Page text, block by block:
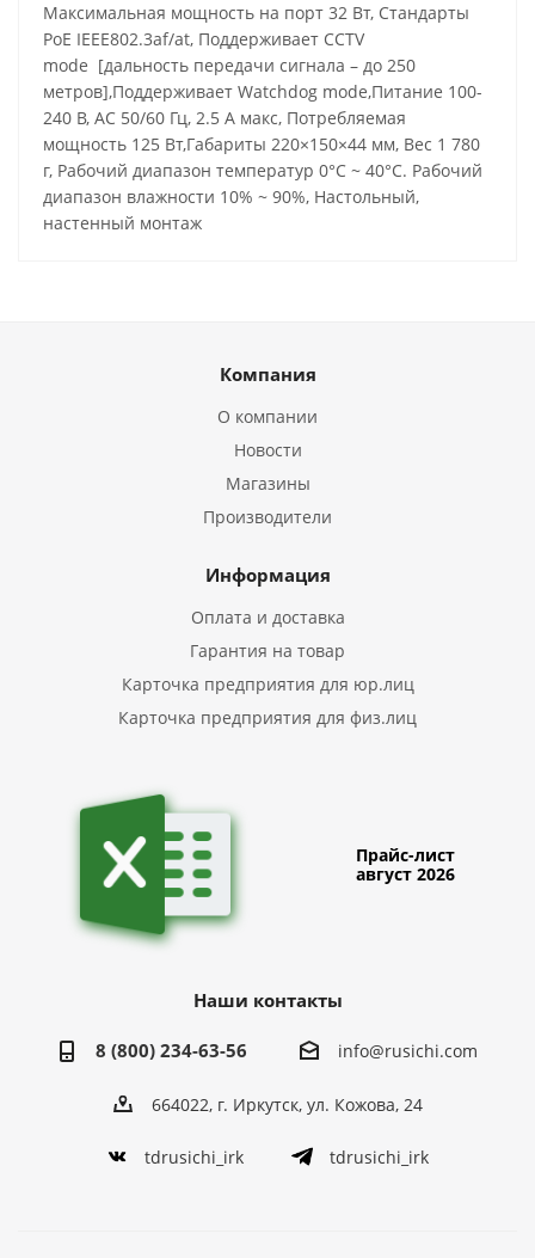
Максимальная мощность на порт 32 Вт, Стандарты
PoE IEEE802.3af/at, Поддерживает CCTV
mode [дальность передачи сигнала – до 250
метров],Поддерживает Watchdog mode,Питание 100-
240 В, AC 50/60 Гц, 2.5 A макс, Потребляемая
мощность 125 Вт,Габариты 220×150×44 мм, Вес 1 780
г, Рабочий диапазон температур 0°C ~ 40°C. Рабочий
диапазон влажности 10% ~ 90%, Настольный,
настенный монтаж
Компания
О компании
Новости
Магазины
Производители
Информация
Оплата и доставка
Гарантия на товар
Карточка предприятия для юр.лиц
Карточка предприятия для физ.лиц
Прайс-лист
август 2026
Наши контакты
8 (800) 234-63-56 info@rusichi.com
664022, г. Иркутск, ул. Кожова, 24
tdrusichi_irk tdrusichi_irk